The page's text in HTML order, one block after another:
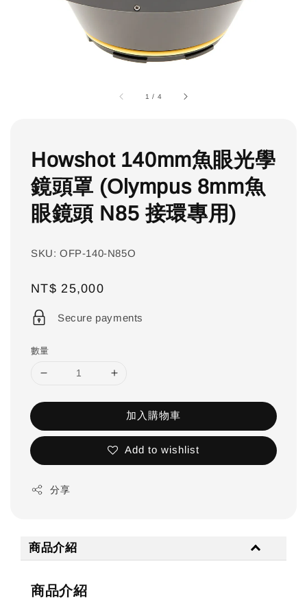
1 / 4
Howshot 140mm魚眼光學
鏡頭罩 (Olympus 8mm魚
眼鏡頭 N85 接環專用)
SKU: OFP-140-N85O
Regular
price
NT$ 25,000
Secure payments
數量
加入購物車
Add to wishlist
分享
商品介紹
商品介紹